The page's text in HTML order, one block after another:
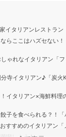
イタリアンレストラン
らここはハズセない
ゃれなイタリアン「
寺イタリアン♪「炭火
イタリアン×海鮮料理
子を食べられる？！「
すすめのイタリアン「